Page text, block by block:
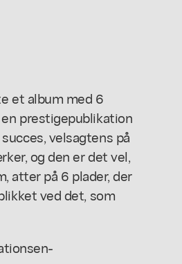
et album med 6
prestigepublikation
velsagtens på
og den er det vel,
atter på 6 plader, der
ved det, som